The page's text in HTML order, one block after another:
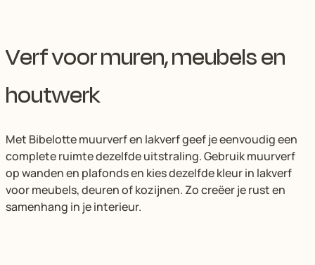
Verf voor muren, meubels en
houtwerk
Met Bibelotte muurverf en lakverf geef je eenvoudig een
complete ruimte dezelfde uitstraling. Gebruik muurverf
op wanden en plafonds en kies dezelfde kleur in lakverf
voor meubels, deuren of kozijnen. Zo creëer je rust en
samenhang in je interieur.